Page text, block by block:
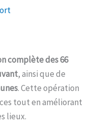
complète des 66
, ainsi que de
. Cette opération
tout en améliorant
lieux.